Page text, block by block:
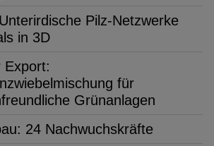
Pilz-Netzwerke
in 3D
Export:
für
Grünanlagen
24 Nachwuchskräfte